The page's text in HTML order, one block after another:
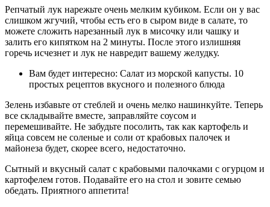
Репчатый лук нарежьте очень мелким кубиком. Если он у вас
слишком жгучий, чтобы есть его в сыром виде в салате, то
можете сложить нарезанный лук в мисочку или чашку и
залить его кипятком на 2 минуты. После этого излишняя
горечь исчезнет и лук не навредит вашему желудку.
Вам будет интересно: Салат из морской капусты. 10
простых рецептов вкусного и полезного блюда
Зелень избавьте от стеблей и очень мелко нашинкуйте. Теперь
все складывайте вместе, заправляйте соусом и
перемешивайте. Не забудьте посолить, так как картофель и
яйца совсем не соленые и соли от крабовых палочек и
майонеза будет, скорее всего, недостаточно.
Сытный и вкусный салат с крабовыми палочками с огурцом и
картофелем готов. Подавайте его на стол и зовите семью
обедать. Приятного аппетита!